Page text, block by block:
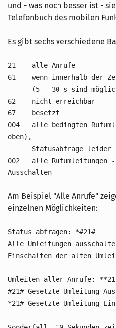
und - was noch besser ist -
Telefonbuch des mobilen
Es gibt sechs verschiedene
21 alle Anrufe
61 wenn innerhalb der
(5 - 30 s sind
62 nicht erreichbar
67 besetzt
004 alle bedingten
oben),
Statusabfrage leider
002 alle Rufumleitungen
Ausschalten
Am Beispiel "Alle Anrufe"
einzelnen Möglichkeiten:
Status abfragen: *#21#
Alle Umleitungen
Einschalten der alten
Umleiten aller Anrufe:
#21# Gesetzte Umleitung
*21# Gesetzte Umleitung